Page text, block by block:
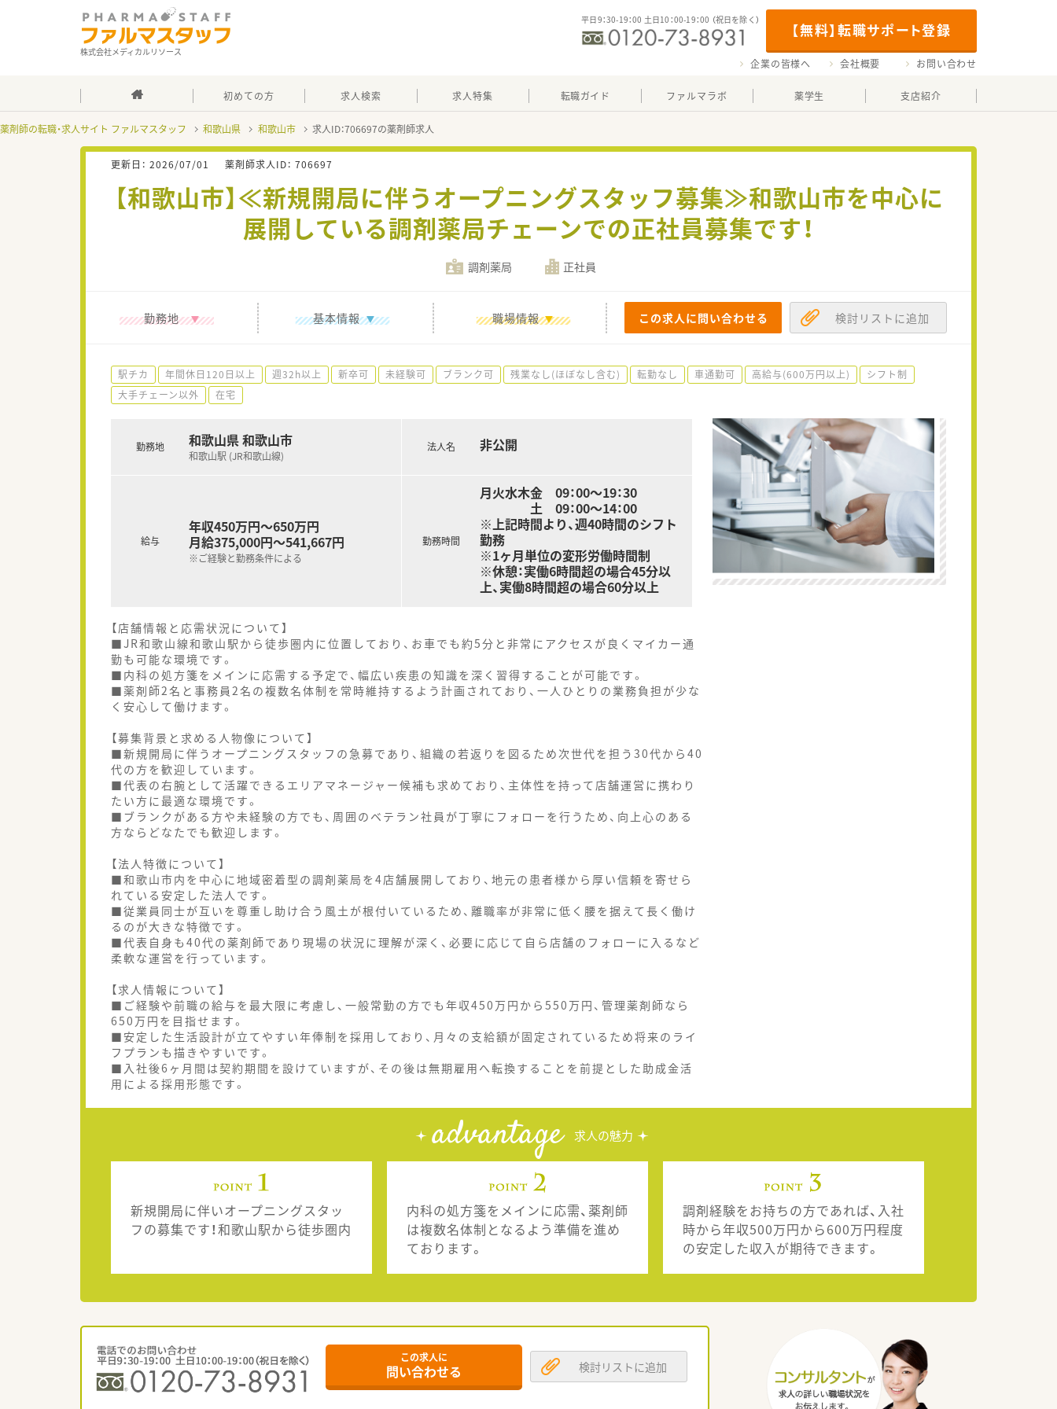
株式会社メディカルリソース
【無料】転職サポート登録
平日9：30-19：00 土日10：00-19：00 （祝日を除く）
企業の皆様へ 会社概要 お問い合わせ
初めての方 求人検索 求人特集 転職ガイド ファルマラボ 薬学生 支店紹介
薬剤師の転職・求人サイト ファルマスタッフ 和歌山県 和歌山市 求人ID：706697の薬剤師求人
更新日： 2026/07/01 薬剤師求人ID： 706697
【和歌山市】≪新規開局に伴うオープニングスタッフ募集≫和歌山市を中心に
展開している調剤薬局チェーンでの正社員募集です！
調剤薬局 正社員
勤務地 基本情報 職場情報 この求人に問い合わせる 検討リストに追加
駅チカ 年間休日120日以上 週32h以上 新卒可 未経験可 ブランク可 残業なし(ほぼなし含む) 転勤なし 車通勤可 高給与(600万円以上)
シフト制
大手チェーン以外
在宅
勤務地 和歌山県 和歌山市
和歌山駅 (JR和歌山線)
給与
年収450万円～650万円
月給375,000円～541,667円
※ご経験と勤務条件による
法人名 非公開
勤務時間
月火水木金 09：00～19：30
土 09：00～14：00
※上記時間より、週40時間のシフト
勤務
※1ヶ月単位の変形労働時間制
※休憩：実働6時間超の場合45分以
上、実働8時間超の場合60分以上
【店舗情報と応需状況について】
■JR和歌山線和歌山駅から徒歩圏内に位置しており、お車でも約5分と非常にアクセスが良くマイカー通
勤も可能な環境です。
■内科の処方箋をメインに応需する予定で、幅広い疾患の知識を深く習得することが可能です。
■薬剤師2名と事務員2名の複数名体制を常時維持するよう計画されており、一人ひとりの業務負担が少な
く安心して働けます。
【募集背景と求める人物像について】
■新規開局に伴うオープニングスタッフの急募であり、組織の若返りを図るため次世代を担う30代から40
代の方を歓迎しています。
■代表の右腕として活躍できるエリアマネージャー候補も求めており、主体性を持って店舗運営に携わり
たい方に最適な環境です。
■ブランクがある方や未経験の方でも、周囲のベテラン社員が丁寧にフォローを行うため、向上心のある
方ならどなたでも歓迎します。
【法人特徴について】
■和歌山市内を中心に地域密着型の調剤薬局を4店舗展開しており、地元の患者様から厚い信頼を寄せら
れている安定した法人です。
■従業員同士が互いを尊重し助け合う風土が根付いているため、離職率が非常に低く腰を据えて長く働け
るのが大きな特徴です。
■代表自身も40代の薬剤師であり現場の状況に理解が深く、必要に応じて自ら店舗のフォローに入るなど
柔軟な運営を行っています。
【求人情報について】
■ご経験や前職の給与を最大限に考慮し、一般常勤の方でも年収450万円から550万円、管理薬剤師なら
650万円を目指せます。
■安定した生活設計が立てやすい年俸制を採用しており、月々の支給額が固定されているため将来のライ
フプランも描きやすいです。
■入社後6ヶ月間は契約期間を設けていますが、その後は無期雇用へ転換することを前提とした助成金活
用による採用形態です。
advantage 求人の魅力
新規開局に伴いオープニングスタッ
フの募集です！和歌山駅から徒歩圏内
内科の処方箋をメインに応需、薬剤師
は複数名体制となるよう準備を進め
ております。
調剤経験をお持ちの方であれば、入社
時から年収500万円から600万円程度
の安定した収入が期待できます。
この求人に
問い合わせる 検討リストに追加